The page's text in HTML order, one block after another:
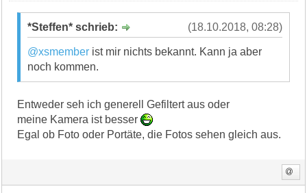
(18.10.2018, 08:28)
*Steffen* schrieb:
@xsmember ist mir nichts bekannt. Kann ja aber
noch kommen.
Entweder seh ich generell Gefiltert aus oder
meine Kamera ist besser
Egal ob Foto oder Portäte, die Fotos sehen gleich aus.